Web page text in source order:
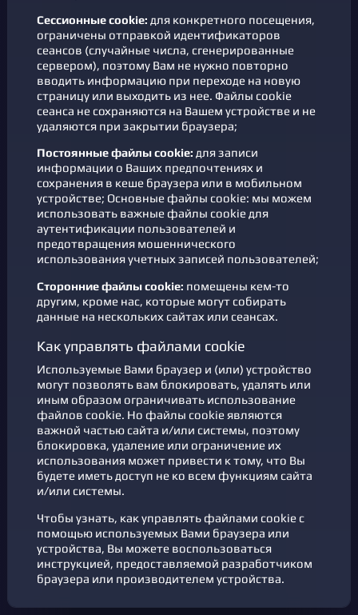
Сессионные cookie: для конкретного посещения,
ограничены отправкой идентификаторов
сеансов (случайные числа, сгенерированные
сервером), поэтому Вам не нужно повторно
вводить информацию при переходе на новую
страницу или выходить из нее. Файлы cookie
сеанса не сохраняются на Вашем устройстве и не
удаляются при закрытии браузера;
Постоянные файлы cookie: для записи
информации о Ваших предпочтениях и
сохранения в кеше браузера или в мобильном
устройстве; Основные файлы cookie: мы можем
использовать важные файлы cookie для
аутентификации пользователей и
предотвращения мошеннического
использования учетных записей пользователей;
Сторонние файлы cookie: помещены кем-то
другим, кроме нас, которые могут собирать
данные на нескольких сайтах или сеансах.
Как управлять файлами cookie
Используемые Вами браузер и (или) устройство
могут позволять вам блокировать, удалять или
иным образом ограничивать использование
файлов cookie. Но файлы cookie являются
важной частью сайта и/или системы, поэтому
блокировка, удаление или ограничение их
использования может привести к тому, что Вы
будете иметь доступ не ко всем функциям сайта
и/или системы.
Чтобы узнать, как управлять файлами cookie с
помощью используемых Вами браузера или
устройства, Вы можете воспользоваться
инструкцией, предоставляемой разработчиком
браузера или производителем устройства.